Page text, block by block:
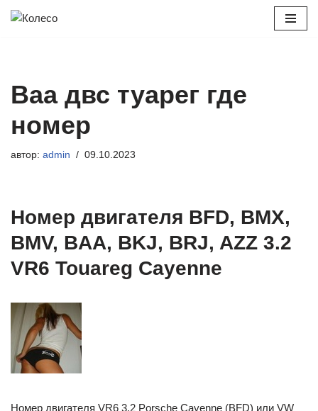
Baa двс туарег где
номер
автор: admin 09.10.2023
Номер двигателя BFD, BMX,
BMV, BAA, BKJ, BRJ, AZZ 3.2
VR6 Touareg Cayenne
Номер двигателя VR6 3.2 Porsche Cayenne (BFD) или VW